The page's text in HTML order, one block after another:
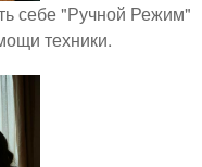
себе "Ручной Режим"
техники.